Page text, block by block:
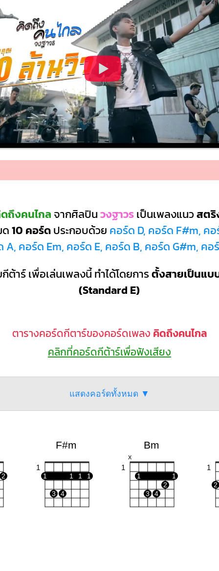
ถึงคนไกล จากศิลปินวงฐาวรเป็นเพลงแนวสต
10 คอร์ดประกอบด้วย คอร์ด D, คอร์ด F#m, ค
A, คอร์ด Em, คอร์ด E, คอร์ด B, คอร์ด G#m, คอ
ต้าร์ เพื่อเล่นเพลงนี้ ทำได้โดยการตั้งสายเป็นแบ
(Standard E)
ตารางคอร์ดกีตาร์ของคอร์ดเพลง คิดถึงคนไกล
คลิกที่คอร์ดกีต้าร์เพื่อฟังเสียง
แสดงคอร์ดทั้งหมด ▼
2
F#m
1
1 1 1 1
3 4
Bm
X
1
1
1
2
3
4
1
2